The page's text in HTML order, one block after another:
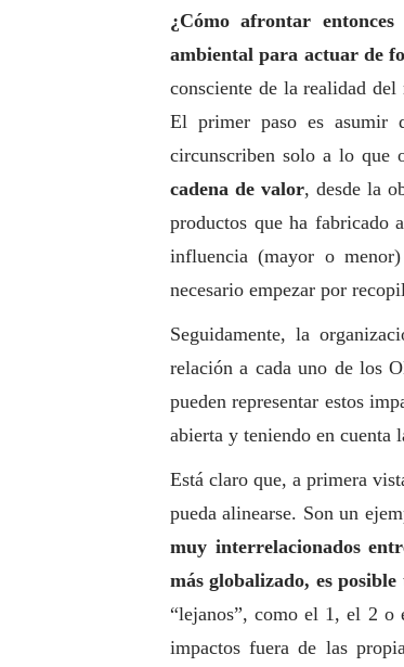
¿Cómo afrontar
ambiental para actuar de
consciente de la realidad
El primer paso es asumir
circunscriben solo a lo que
cadena de valor, desde la
productos que ha fabricado
influencia (mayor o
necesario empezar por
Seguidamente, la
relación a cada uno de los
pueden representar estos
abierta y teniendo en cuenta
Está claro que, a primera
pueda alinearse. Son un
muy interrelacionados
más globalizado, es
“lejanos”, como el 1, el 2 o
impactos fuera de las